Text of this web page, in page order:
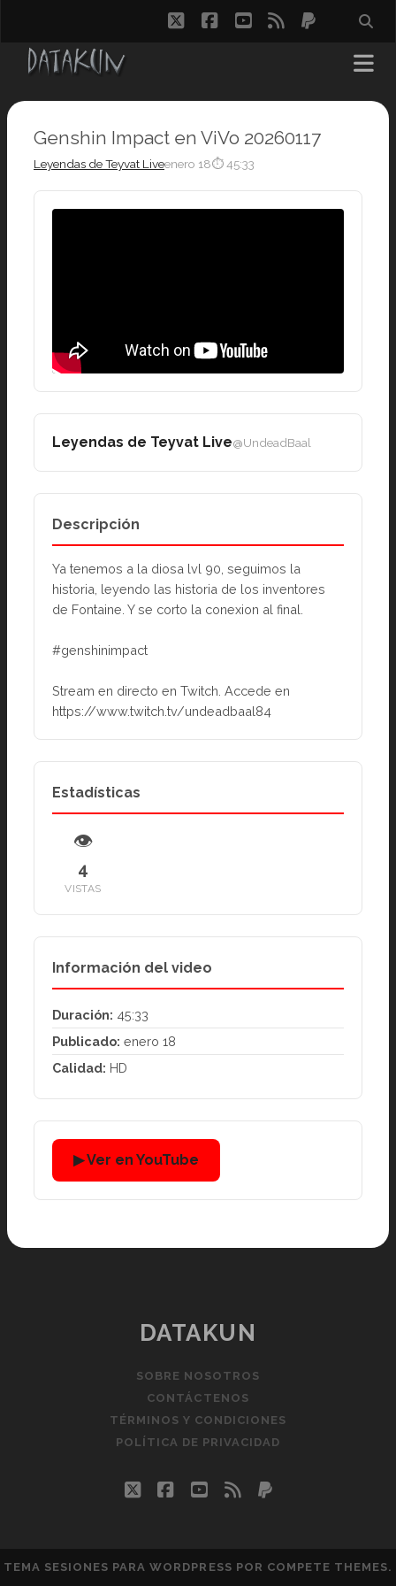
twitterfacebook
youtube
rss paypal
Genshin Impact en ViVo 20260117
Leyendas de Teyvat Liveenero 18⏱ 45:33
Leyendas de Teyvat Live@UndeadBaal
Descripción
Ya tenemos a la diosa lvl 90, seguimos la
historia, leyendo las historia de los inventores
de Fontaine. Y se corto la conexion al final.
#genshinimpact
Stream en directo en Twitch. Accede en
https://www.twitch.tv/undeadbaal84
Estadísticas
👁
4
VISTAS
Información del video
Duración: 45:33
Publicado: enero 18
Calidad: HD
▶ Ver en YouTube
DATAKUN
SOBRE NOSOTROS
CONTÁCTENOS
TÉRMINOS Y CONDICIONES
POLÍTICA DE PRIVACIDAD
twitterfacebook
youtube
rss paypal
TEMA SESIONES PARA WORDPRESS POR COMPETE THEMES.